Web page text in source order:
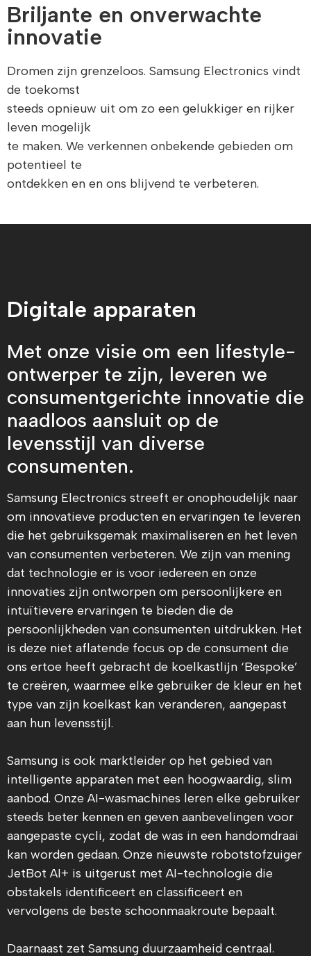
Briljante en onverwachte
innovatie
Dromen zijn grenzeloos. Samsung Electronics vindt
de toekomst
steeds opnieuw uit om zo een gelukkiger en rijker
leven mogelijk
te maken. We verkennen onbekende gebieden om
potentieel te
ontdekken en en ons blijvend te verbeteren.
Digitale apparaten
Met onze visie om een lifestyle-
ontwerper te zijn, leveren we
consumentgerichte innovatie die
naadloos aansluit op de
levensstijl van diverse
consumenten.
Samsung Electronics streeft er onophoudelijk naar
om innovatieve producten en ervaringen te leveren
die het gebruiksgemak maximaliseren en het leven
van consumenten verbeteren. We zijn van mening
dat technologie er is voor iedereen en onze
innovaties zijn ontworpen om persoonlijkere en
intuïtievere ervaringen te bieden die de
persoonlijkheden van consumenten uitdrukken. Het
is deze niet aflatende focus op de consument die
ons ertoe heeft gebracht de koelkastlijn ‘Bespoke’
te creëren, waarmee elke gebruiker de kleur en het
type van zijn koelkast kan veranderen, aangepast
aan hun levensstijl.
Samsung is ook marktleider op het gebied van
intelligente apparaten met een hoogwaardig, slim
aanbod. Onze AI-wasmachines leren elke gebruiker
steeds beter kennen en geven aanbevelingen voor
aangepaste cycli, zodat de was in een handomdraai
kan worden gedaan. Onze nieuwste robotstofzuiger
JetBot AI+ is uitgerust met AI-technologie die
obstakels identificeert en classificeert en
vervolgens de beste schoonmaakroute bepaalt.
Daarnaast zet Samsung duurzaamheid centraal.